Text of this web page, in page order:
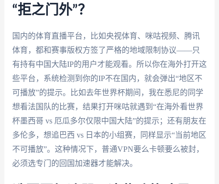
“拒之门外”？
国内的体育直播平台，比如央视体育、咪咕视频、腾讯
体育，都和赛事版权方签了严格的地域限制协议——只
有持有中国大陆IP的用户才能观看。所以你在海外打开这
些平台，系统检测到你的IP不在国内，就会弹出“地区不
可播放”的提示。比如去年世界杯期间，我在悉尼的同学
想看法国队的比赛，结果打开咪咕就遇到“在海外看世界
杯墨西哥 vs 厄瓜多尔仅限中国大陆”的提示；还有朋友在
多伦多，想追巴西 vs 日本的小组赛，同样显示“当前地区
不可播放”。这种情况下，普通VPN要么卡顿要么被封，
必须选专门的回国加速器才能解决。